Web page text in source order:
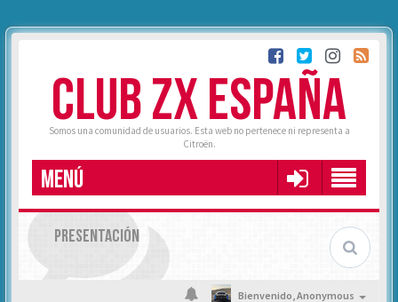
CLUB ZX ESPAÑA
Somos una comunidad de usuarios. Esta web no pertenece ni representa a
Citroën.
MENÚ
PRESENTACIÓN
Bienvenido,Anonymous